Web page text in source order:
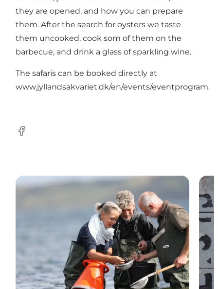
they are opened, and how you can prepare
them. After the search for oysters we taste
them uncooked, cook som of them on the
barbecue, and drink a glass of sparkling wine.
The safaris can be booked directly at
www.jyllandsakvariet.dk/en/events/eventprogram.
Facebook